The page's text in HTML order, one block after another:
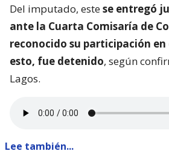
Del imputado, estese entregó
ante la Cuarta Comisaría de
reconocido su participación
esto, fue detenido, según
Lagos.
Lee también...